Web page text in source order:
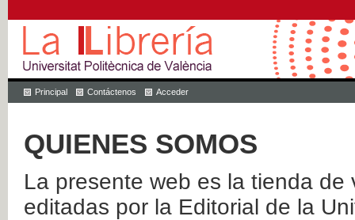
Principal Contáctenos Acceder
QUIENES SOMOS
La presente web es la tienda
editadas por la Editorial de la